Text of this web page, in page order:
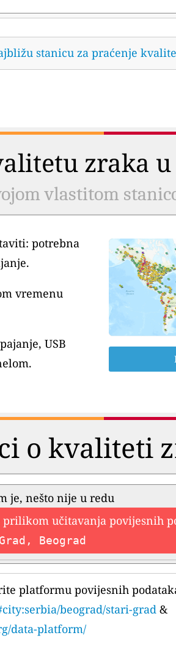
stanicu za praćenje
zraka
vlastitom
potrebna
vremenu
USB
o kvaliteti
je, nešto nije u redu
prilikom učitavanja povijesnih
Beograd
platformu povijesnih
beograd/stari-grad&
data-platform/